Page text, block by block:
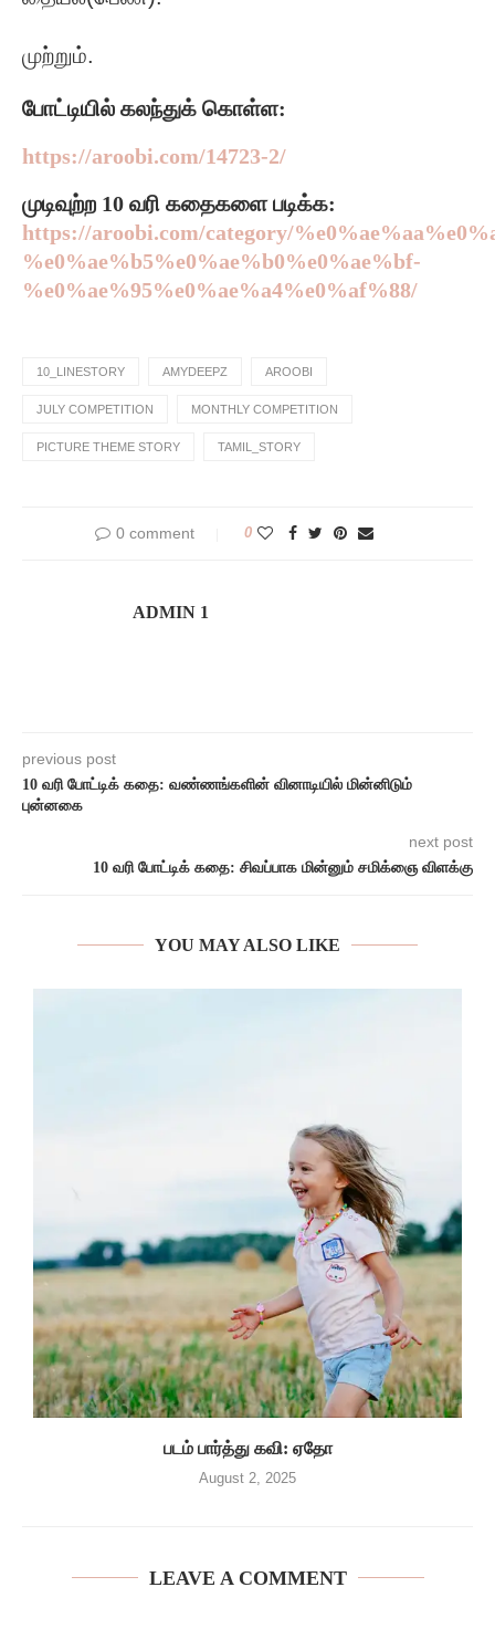
முற்றும்.
போட்டியில் கலந்துக் கொள்ள:
https://aroobi.com/14723-2/
முடிவுற்ற 10 வரி கதைகளை படிக்க:
https://aroobi.com/category/
%e0%ae%b5%e0%ae%b0%e0%ae%bf-
%e0%ae%95%e0%ae%a4%e0%af%88/
10_LINESTORY AMYDEEPZ AROOBI
JULY COMPETITION MONTHLY COMPETITION
PICTURE THEME STORY TAMIL_STORY
0 comment 0
ADMIN 1
previous post
10 வரி போட்டிக் கதை: வண்ணங்களின் வினாடியில் மின்னிடும்
புன்னகை
next post
10 வரி போட்டிக் கதை: சிவப்பாக மின்னும் சமிக்ஞை விளக்கு
YOU MAY ALSO LIKE
படம் பார்த்து கவி: ஏதோ
August 2, 2025
LEAVE A COMMENT